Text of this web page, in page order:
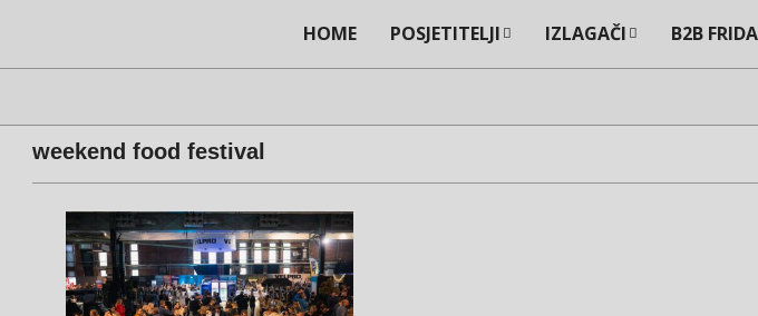
content
HOME POSJETITELJI IZLAGAČI B2B
weekend food festival